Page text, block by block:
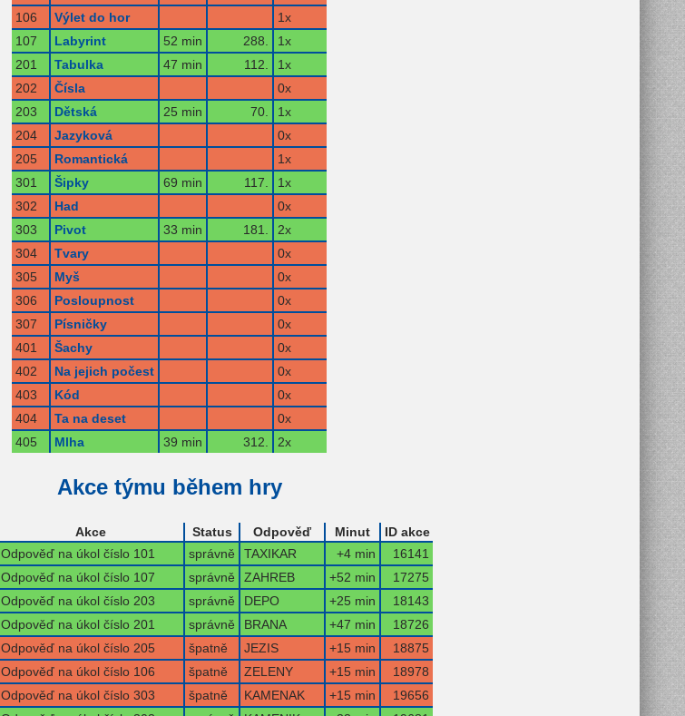
106
Výlet do hor
1x
107
Labyrint 52 min 288.
1x
201
Tabulka 47 min 112.
1x
202
Čísla
0x
203
Dětská 25 min 70.
1x
204
Jazyková
0x
205
Romantická
1x
301
Šipky 69 min 117.
1x
302
Had
0x
303
Pivot 33 min 181.
2x
304
Tvary
0x
305
Myš
0x
306
Posloupnost
0x
307
Písničky
0x
401
Šachy
0x
402
Na jejich počest
0x
403
Kód
0x
404
Ta na deset
0x
405
Mlha 39 min 312. 2x
Akce týmu během hry
Akce Status Odpověď Minut
ID akce
Odpověď na úkol číslo 101 správně TAXIKAR +4 min
16141
Odpověď na úkol číslo 107 správně ZAHREB +52 min
17275
Odpověď na úkol číslo 203 správně DEPO +25 min
18143
Odpověď na úkol číslo 201 správně BRANA +47 min
18726
Odpověď na úkol číslo 205 špatně JEZIS +15 min
18875
Odpověď na úkol číslo 106 špatně ZELENY +15 min
18978
Odpověď na úkol číslo 303 špatně KAMENAK +15 min
19656